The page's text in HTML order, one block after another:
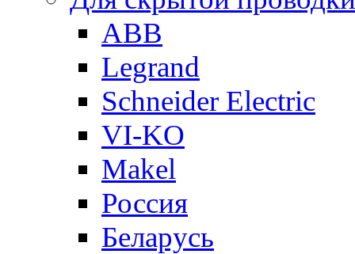
ABB
Legrand
Schneider Electric
VI-KO
Makel
Россия
Беларусь